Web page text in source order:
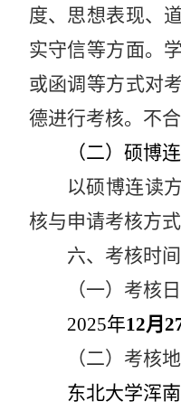
度、思想表现、
实守信等方面。
或函调等方式对
德进行考核。不合
（二）硕博
以硕博连读
核与申请考核方
六、考核时
（一）考核
2025年12月
（二）考核
东北大学浑